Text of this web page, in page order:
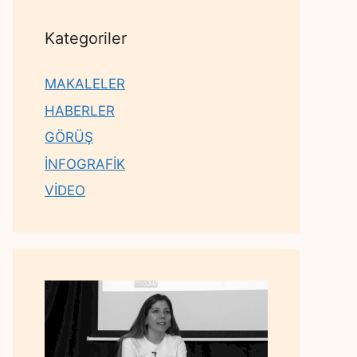
Kategoriler
MAKALELER
HABERLER
GÖRÜŞ
İNFOGRAFİK
VİDEO